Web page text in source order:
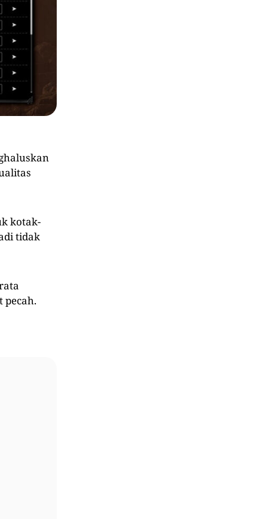
kotak-
tidak
pecah.